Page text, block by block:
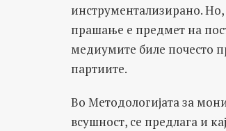
инструментализирано.
прашање е предмет на
медиумите биле почесто
партиите.
Во Методологијата за
всушност, се предлага и